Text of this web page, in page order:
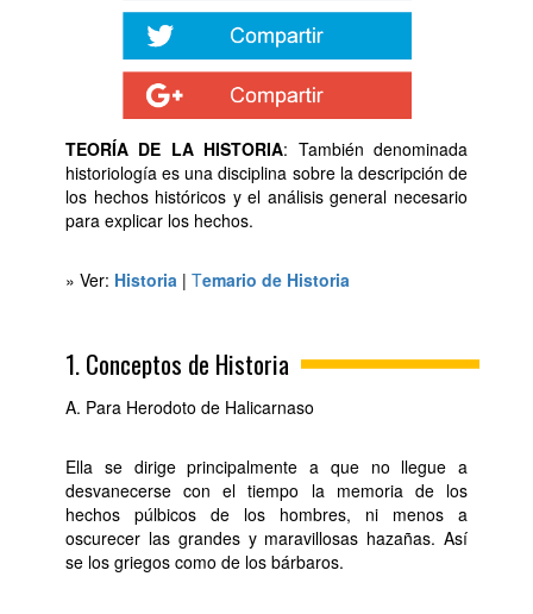
TEORÍA DE LA HISTORIA: También denominada
historiología es una disciplina sobre la descripción de
los hechos históricos y el análisis general necesario
para explicar los hechos.
» Ver: Historia | Temario de Historia
1. Conceptos de Historia
A. Para Herodoto de Halicarnaso
Ella se dirige principalmente a que no llegue a
desvanecerse con el tiempo la memoria de los
hechos púlbicos de los hombres, ni menos a
oscurecer las grandes y maravillosas hazañas. Así
se los griegos como de los bárbaros.